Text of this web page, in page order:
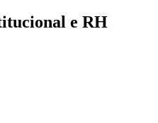
e RH